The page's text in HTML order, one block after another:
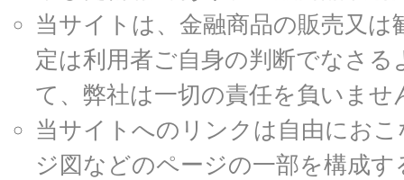
当サイトは、金融商品の販売又
定は利用者ご自身の判断でなさ
て、弊社は一切の責任を負いませ
当サイトへのリンクは自由にお
ジ図などのページの一部を構成